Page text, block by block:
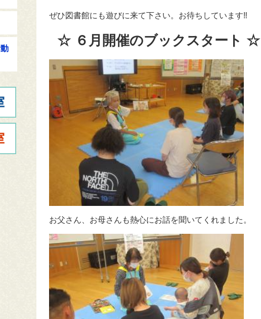
ぜひ図書館にも遊びに来て下さい。お待ちしています‼
☆ ６月開催のブックスタート ☆
お父さん、お母さんも熱心にお話を聞いてくれまし